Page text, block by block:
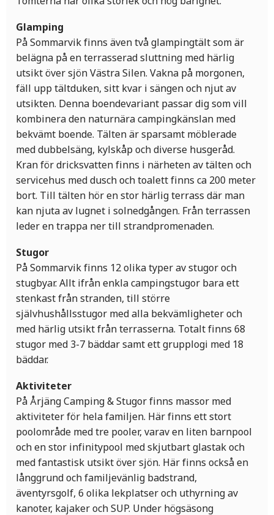
Glamping
På Sommarvik finns även två glampingtält som är
belägna på en terrasserad sluttning med härlig
utsikt över sjön Västra Silen. Vakna på morgonen,
fäll upp tältduken, sitt kvar i sängen och njut av
utsikten. Denna boendevariant passar dig som vill
kombinera den naturnära campingkänslan med
bekvämt boende. Tälten är sparsamt möblerade
med dubbelsäng, kylskåp och diverse husgeråd.
Kran för dricksvatten finns i närheten av tälten och
servicehus med dusch och toalett finns ca 200 meter
bort. Till tälten hör en stor härlig terrass där man
kan njuta av lugnet i solnedgången. Från terrassen
leder en trappa ner till strandpromenaden.
Stugor
På Sommarvik finns 12 olika typer av stugor och
stugbyar. Allt ifrån enkla campingstugor bara ett
stenkast från stranden, till större
självhushållsstugor med alla bekvämligheter och
med härlig utsikt från terrasserna. Totalt finns 68
stugor med 3-7 bäddar samt ett grupplogi med 18
bäddar.
Aktiviteter
På Årjäng Camping & Stugor finns massor med
aktiviteter för hela familjen. Här finns ett stort
poolområde med tre pooler, varav en liten barnpool
och en stor infinitypool med skjutbart glastak och
med fantastisk utsikt över sjön. Här finns också en
långgrund och familjevänlig badstrand,
äventyrsgolf, 6 olika lekplatser och uthyrning av
kanoter, kajaker och SUP. Under högsäsong